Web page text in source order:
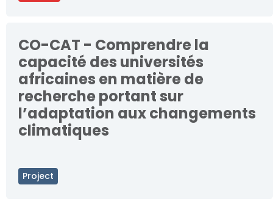
Project
CO-CAT - Comprendre la
capacité des universités
africaines en matière de
recherche portant sur
l’adaptation aux changements
climatiques